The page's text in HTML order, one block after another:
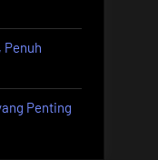
Penuh
Penting